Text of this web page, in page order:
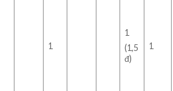
1
1
(1,5
đ)
1